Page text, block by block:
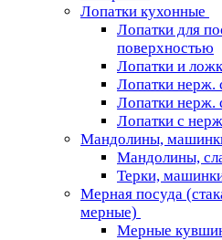
Лопатки кухонные
Лопатки для
поверхностью
Лопатки и
Лопатки нерж.
Лопатки нерж.
Лопатки с
Мандолины,
Мандолины,
Терки,
Мерная посуда
мерные)
Мерные